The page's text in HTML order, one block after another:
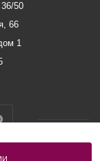
50
66
1